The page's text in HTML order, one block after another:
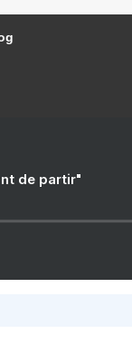
de partir"